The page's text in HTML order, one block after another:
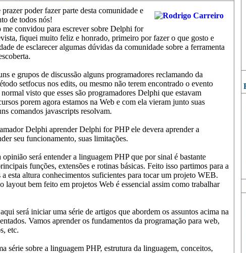
poder fazer parte desta comunidade e
de todos nós!
convidou para escrever sobre Delphi for
fiquei muito feliz e honrado, primeiro por fazer o que gosto e
de esclarecer algumas dúvidas da comunidade sobre a ferramenta
e grupos de discussão alguns programadores reclamando da
setfocus nos edits, ou mesmo não terem encontrado o evento
visto que esses são programadores Delphi que estavam
porem agora estamos na Web e com ela vieram junto suas
comandos javascripts resolvam.
Delphi aprender Delphi for PHP ele devera aprender a
seu funcionamento, suas limitações.
será entender a linguagem PHP que por sinal é bastante
funções, extensões e rotinas básicas. Feito isso partimos para a
esta altura conhecimentos suficientes para tocar um projeto WEB.
layout bem feito em projetos Web é essencial assim como trabalhar
será iniciar uma série de artigos que abordem os assuntos acima na
Vamos aprender os fundamentos da programação para web,
etc.
série sobre a linguagem PHP, estrutura da linguagem, conceitos,